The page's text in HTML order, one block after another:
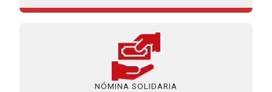
NÓMINA SOLIDARIA